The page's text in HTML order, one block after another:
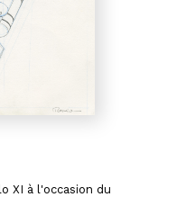
XI à l'occasion du